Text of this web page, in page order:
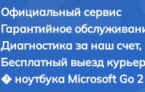
Официальный сервис
Гарантийное
Диагностика за наш счет,
Бесплатный выезд
� ноутбука Microsoft Go